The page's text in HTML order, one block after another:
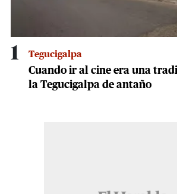
1 Tegucigalpa
Cuando ir al cine era una
la Tegucigalpa de antaño